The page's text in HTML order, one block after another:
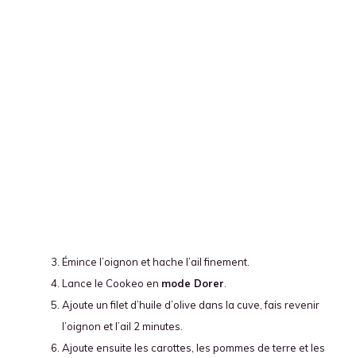
Émince l’oignon et hache l’ail finement.
Lance le Cookeo en mode Dorer
Ajoute un filet d’huile d’olive dans la cuve, fais revenir
l’oignon et l’ail 2 minutes.
Ajoute ensuite les carottes, les pommes de terre et les